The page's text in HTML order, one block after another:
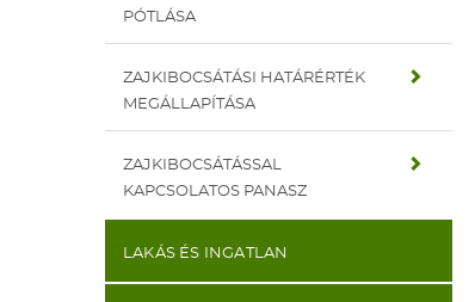
PÓTLÁSA
ZAJKIBOCSÁTÁSI HATÁRÉRTÉK
MEGÁLLAPÍTÁSA
ZAJKIBOCSÁTÁSSAL
KAPCSOLATOS PANASZ
LAKÁS ÉS INGATLAN